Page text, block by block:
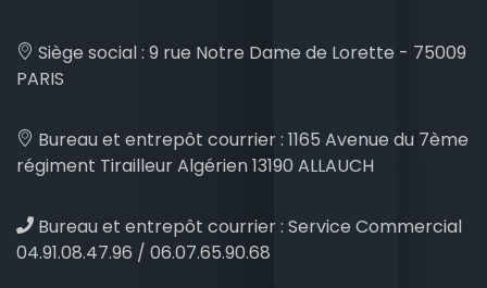
Siège social : 9 rue Notre Dame de Lorette - 75009
PARIS
Bureau et entrepôt courrier : 1165 Avenue du 7ème
régiment Tirailleur Algérien 13190 ALLAUCH
Bureau et entrepôt courrier : Service Commercial
04.91.08.47.96 / 06.07.65.90.68